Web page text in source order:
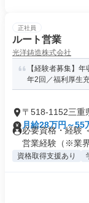
正社員
ルート営業
光洋鋳造株式会社
【経験者募集】
年2回／福利厚生
〒518-1152三重
月給28万円～55
必要資格・経験
営業経験（※業界
資格取得支援あり